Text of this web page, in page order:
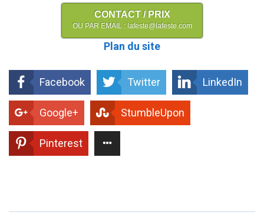
CONTACT / PRIX
OU PAR EMAIL : lafeste@lafeste.com
Plan du site
Facebook Twitter LinkedIn
Google+ StumbleUpon
Pinterest